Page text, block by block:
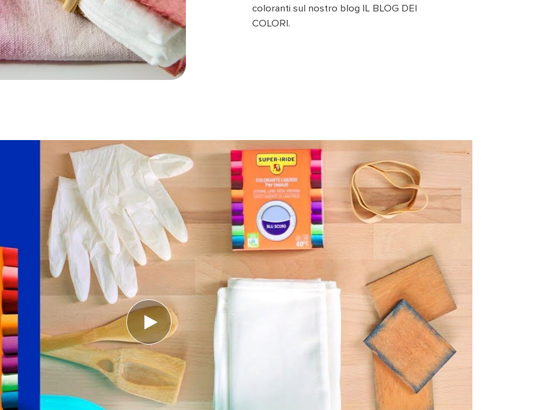
coloranti sul nostro blog IL BLOG DEI
COLORI.